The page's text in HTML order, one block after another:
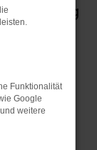
um
wir Ihnen
Grund liegt
und dessen
vielen
wurden.
geeignet,
Funktionalität
Google
weitere